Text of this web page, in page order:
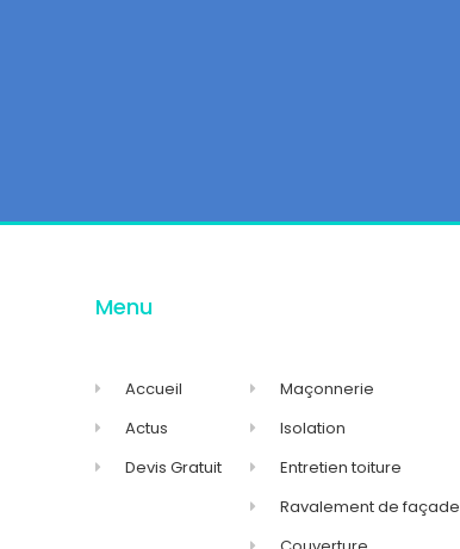
Menu
Accueil
Actus
Devis Gratuit
Maçonnerie
Isolation
Entretien toiture
Ravalement de façade